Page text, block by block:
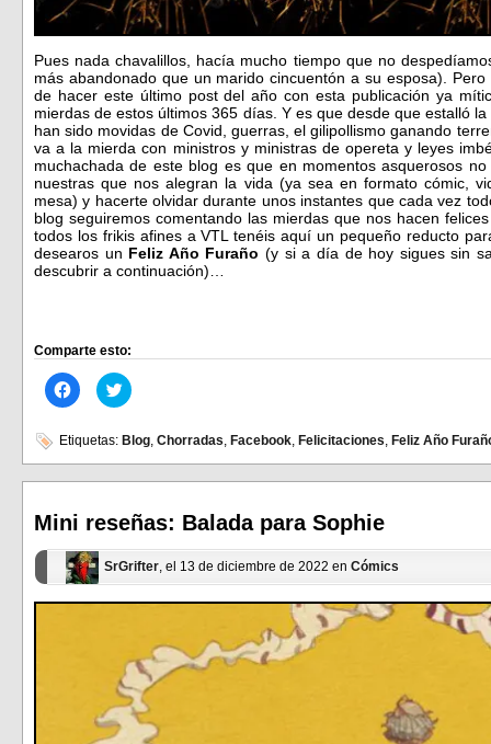
Pues nada chavalillos, hacía mucho tiempo que no
más abandonado que un marido cincuentón a su esposa).
de hacer este último post del año con esta publicación ya
mierdas de estos últimos 365 días. Y es que desde que estalló
han sido movidas de Covid, guerras, el gilipollismo ganando
va a la mierda con ministros y ministras de opereta y leyes
muchachada de este blog es que en momentos asquerosos
nuestras que nos alegran la vida (ya sea en formato cómic,
mesa) y hacerte olvidar durante unos instantes que cada vez
blog seguiremos comentando las mierdas que nos hacen
todos los frikis afines a VTL tenéis aquí un pequeño reducto
desearos un Feliz Año Furaño (y si a día de hoy sigues sin
descubrir a continuación)…
Comparte esto:
Haz
clic
en
Facebook
(Se
abre
ventana
nueva)
Haz
clic
en
Twitter
(Se
abre
ventana
nueva)
Etiquetas: Blog, Chorradas, Facebook, Felicitaciones, Feliz Año
Mini reseñas: Balada para Sophie
SrGrifter, el 13 de diciembre de 2022 en Cómics